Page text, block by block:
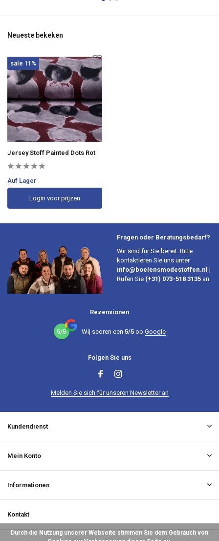
Neueste bekeken
sale 11%
Jersey Stoff Painted Dots Rot
Auf Lager
Login voor prijzen
Fragen oder Beratungsbedarf?
Wir sind für Sie bereit. Bitte
kontaktieren Sie uns unter
info@boelensmodestoffen.nl |
Rufen Sie (+31) 073-518 3135 an
Rezensionen
5/5 Wij scoren een 5/5op Google
Folgen Sie uns
Melden Sie sich für unseren Newsletter an
Kundendienst
Mein Konto
Informationen
Kontakt
Durch die Nutzung unserer Webseite stimmen Sie dem Gebrauch von